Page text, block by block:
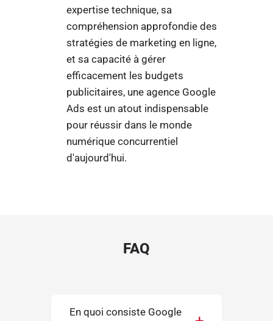
expertise technique, sa
compréhension approfondie des
stratégies de marketing en ligne,
et sa capacité à gérer
efficacement les budgets
publicitaires, une agence Google
Ads est un atout indispensable
pour réussir dans le monde
numérique concurrentiel
d'aujourd'hui.
FAQ
En quoi consiste Google